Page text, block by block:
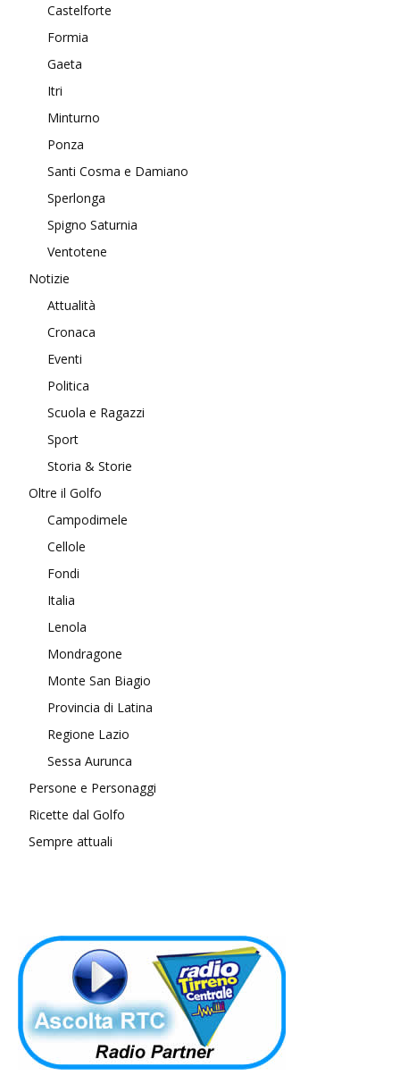
Castelforte
Formia
Gaeta
Itri
Minturno
Ponza
Santi Cosma e Damiano
Sperlonga
Spigno Saturnia
Ventotene
Notizie
Attualità
Cronaca
Eventi
Politica
Scuola e Ragazzi
Sport
Storia & Storie
Oltre il Golfo
Campodimele
Cellole
Fondi
Italia
Lenola
Mondragone
Monte San Biagio
Provincia di Latina
Regione Lazio
Sessa Aurunca
Persone e Personaggi
Ricette dal Golfo
Sempre attuali